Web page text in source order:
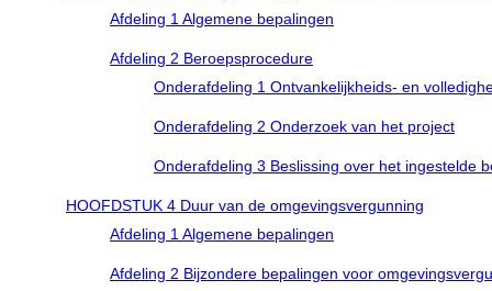
Afdeling 1 Algemene bepalingen
Afdeling 2 Beroepsprocedure
Onderafdeling 1 Ontvankelijkheids- en
Onderafdeling 2 Onderzoek van het project
Onderafdeling 3 Beslissing over het ingestelde
HOOFDSTUK 4 Duur van de omgevingsvergunning
Afdeling 1 Algemene bepalingen
Afdeling 2 Bijzondere bepalingen voor